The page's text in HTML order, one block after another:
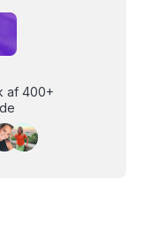
af 400+